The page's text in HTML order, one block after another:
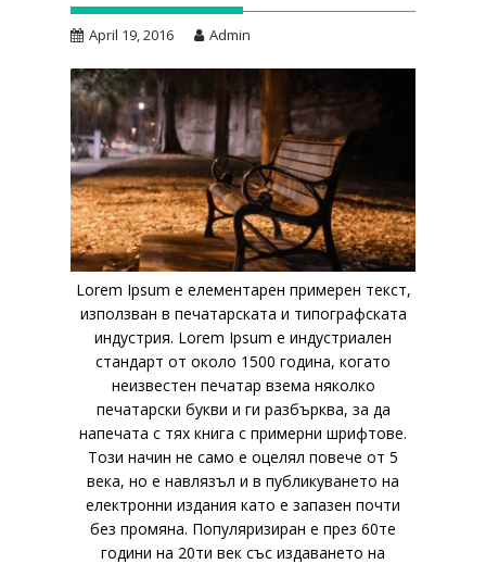
April 19, 2016 Admin
Lorem Ipsum е елементарен примерен текст,
използван в печатарската и типографската
индустрия. Lorem Ipsum е индустриален
стандарт от около 1500 година, когато
неизвестен печатар взема няколко
печатарски букви и ги разбърква, за да
напечата с тях книга с примерни шрифтове.
Този начин не само е оцелял повече от 5
века, но е навлязъл и в публикуването на
електронни издания като е запазен почти
без промяна. Популяризиран е през 60те
години на 20ти век със издаването на